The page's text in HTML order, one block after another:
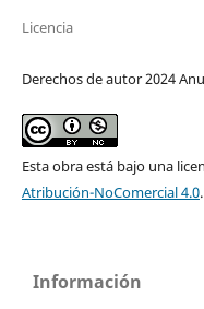
Licencia
Derechos de autor 2024
Esta obra está bajo una
Atribución-NoComercial 4.0.
Información